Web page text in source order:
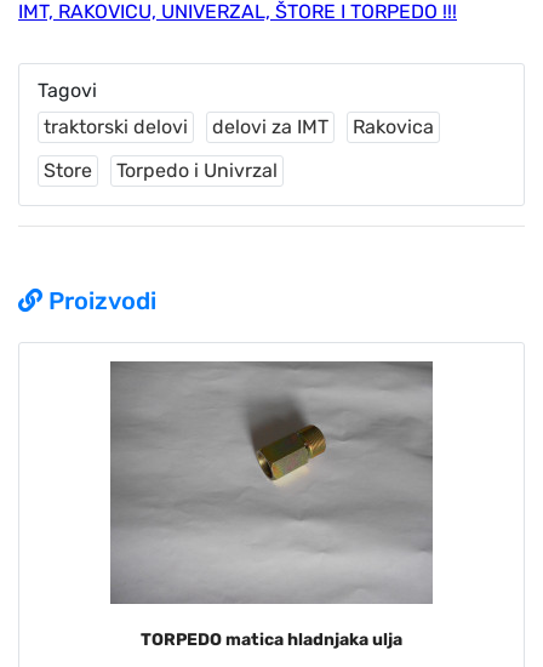
Proizvodi
TORPEDO matica hladnjaka ulja
IMT, RAKOVICU, UNIVERZAL, ŠTORE I TORPEDO !!!
Tagovi
traktorski delovi
delovi za IMT
Rakovica
Store
Torpedo i Univrzal